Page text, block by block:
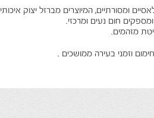
ומסורתיים, המיוצרים מברזל יצוק איכותי
חום נעים ומרכזי.
מזהמים.